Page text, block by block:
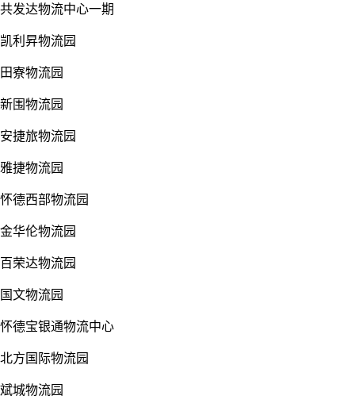
共发达物流中心一期
凯利昇物流园
田寮物流园
新围物流园
安捷旅物流园
雅捷物流园
怀德西部物流园
金华伦物流园
百荣达物流园
国文物流园
怀德宝银通物流中心
北方国际物流园
斌城物流园